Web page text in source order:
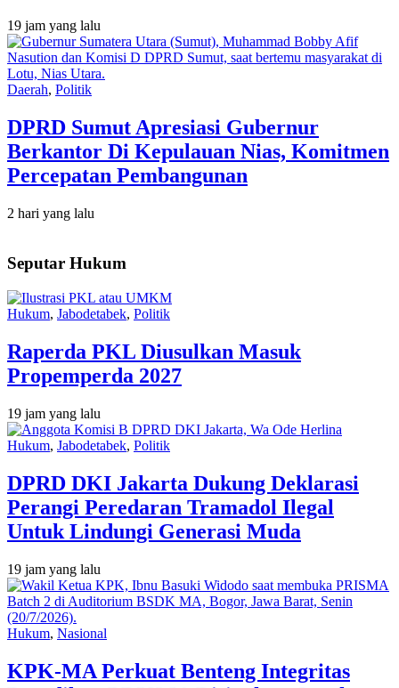
19 jam yang lalu
Daerah, Politik
DPRD Sumut Apresiasi Gubernur
Berkantor Di Kepulauan Nias, Komitmen
Percepatan Pembangunan
2 hari yang lalu
Seputar Hukum
Hukum, Jabodetabek, Politik
Raperda PKL Diusulkan Masuk
Propemperda 2027
19 jam yang lalu
Hukum, Jabodetabek, Politik
DPRD DKI Jakarta Dukung Deklarasi
Perangi Peredaran Tramadol Ilegal
Untuk Lindungi Generasi Muda
19 jam yang lalu
Hukum, Nasional
KPK-MA Perkuat Benteng Integritas